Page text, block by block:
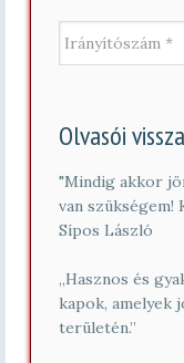
I
r
t
s
á
m
Olvasói
"Mindig akkor
van szükségem!
Sípos László
„Hasznos és
kapok, amelyek
területén.”